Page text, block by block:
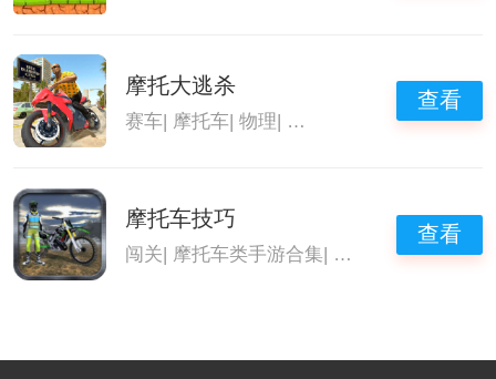
摩托大逃杀
赛车| 摩托车|物理| 驾驶摩托游戏
查看
摩托车技巧
闯关 摩托车类手游合集 摩托车游戏|驾驶
查看